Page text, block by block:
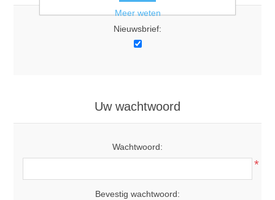
Nieuwsbrief:
Uw wachtwoord
Wachtwoord:
*
Bevestig wachtwoord:
Meer weten